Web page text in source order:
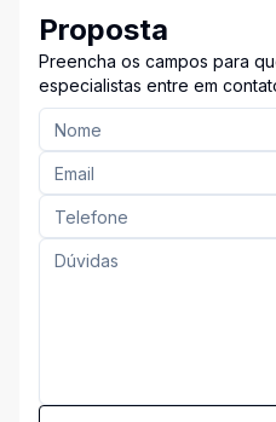
Proposta
Preencha os campos para
especialistas entre em